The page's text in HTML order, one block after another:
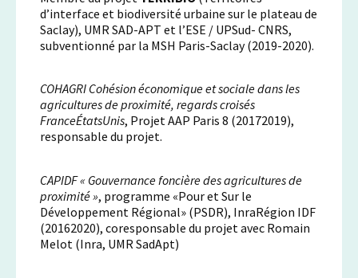
d’interface et biodiversité urbaine sur le plateau de
Saclay), UMR SAD-APT et l’ESE / UPSud- CNRS,
subventionné par la MSH Paris-Saclay (2019-2020).
COHAGRI Cohésion économique et sociale dans les
agricultures de proximité, regards croisés
FranceÉtatsUnis, Projet AAP Paris 8 (20172019),
responsable du projet.
CAPIDF « Gouvernance foncière des agricultures de
proximité », programme «Pour et Sur le
Développement Régional» (PSDR), InraRégion IDF
(20162020), coresponsable du projet avec Romain
Melot (Inra, UMR SadApt)